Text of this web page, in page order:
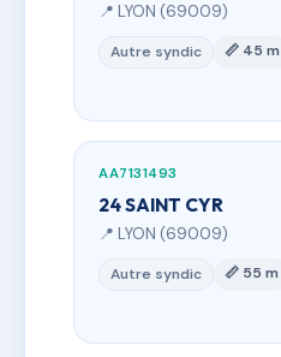
📍 LYON (69009)
Autre syndic 📏 45 m
AA7131493
24 SAINT CYR
📍 LYON (69009)
Autre syndic 📏 55 m